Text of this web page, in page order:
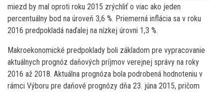
miezd by mal oproti roku 2015 zrýchliť o viac ako jeden
percentuálny bod na úroveň 3,6 %. Priemerná inflácia sa v roku
2016 predpokladá naďalej na nízkej úrovni 1,3 %.
Makroekonomické predpoklady boli základom pre vypracovanie
aktuálnych prognóz daňových príjmov verejnej správy na roky
2016 až 2018. Aktuálna prognóza bola podrobená hodnoteniu v
rámci Výboru pre daňové prognózy dňa 23. júna 2015, pričom